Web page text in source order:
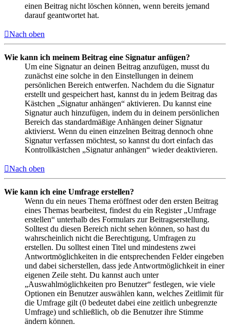
einen Beitrag nicht löschen können, wenn bereits jemand
darauf geantwortet hat.
Nach oben
Wie kann ich meinem Beitrag eine Signatur anfügen?
Um eine Signatur an deinen Beitrag anzufügen, musst du
zunächst eine solche in den Einstellungen in deinem
persönlichen Bereich entwerfen. Nachdem du die Signatur
erstellt und gespeichert hast, kannst du in jedem Beitrag das
Kästchen „Signatur anhängen“ aktivieren. Du kannst eine
Signatur auch hinzufügen, indem du in deinem persönlichen
Bereich das standardmäßige Anhängen deiner Signatur
aktivierst. Wenn du einen einzelnen Beitrag dennoch ohne
Signatur verfassen möchtest, so kannst du dort einfach das
Kontrollkästchen „Signatur anhängen“ wieder deaktivieren.
Nach oben
Wie kann ich eine Umfrage erstellen?
Wenn du ein neues Thema eröffnest oder den ersten Beitrag
eines Themas bearbeitest, findest du ein Register „Umfrage
erstellen“ unterhalb des Formulars zur Beitragserstellung.
Solltest du diesen Bereich nicht sehen können, so hast du
wahrscheinlich nicht die Berechtigung, Umfragen zu
erstellen. Du solltest einen Titel und mindestens zwei
Antwortmöglichkeiten in die entsprechenden Felder eingeben
und dabei sicherstellen, dass jede Antwortmöglichkeit in einer
eigenen Zeile steht. Du kannst auch unter
„Auswahlmöglichkeiten pro Benutzer“ festlegen, wie viele
Optionen ein Benutzer auswählen kann, welches Zeitlimit für
die Umfrage gilt (0 bedeutet dabei eine zeitlich unbegrenzte
Umfrage) und schließlich, ob die Benutzer ihre Stimme
ändern können.